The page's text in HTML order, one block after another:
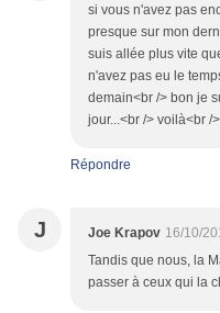
si vous n'avez pas
presque sur mon
suis allée plus vite
n'avez pas eu le
demain<br /> bon je
jour...<br /> voilà<br /
Répondre
J Joe Krapov 16/10/
Tandis que nous, la
passer à ceux qui la